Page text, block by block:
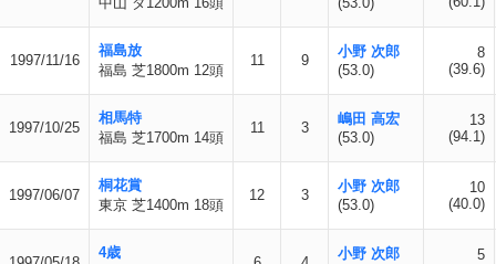
1997/11/16
福島放
福島 芝1800m 12頭
11 9
小野 次郎
(53.0)
8
(39.6)
1997/10/25
相馬特
福島 芝1700m 14頭
11 3
嶋田 高宏
(53.0)
13
(94.1)
1997/06/07
桐花賞
東京 芝1400m 18頭
12 3
小野 次郎
(53.0)
10
(40.0)
4歳 小野 次郎
5